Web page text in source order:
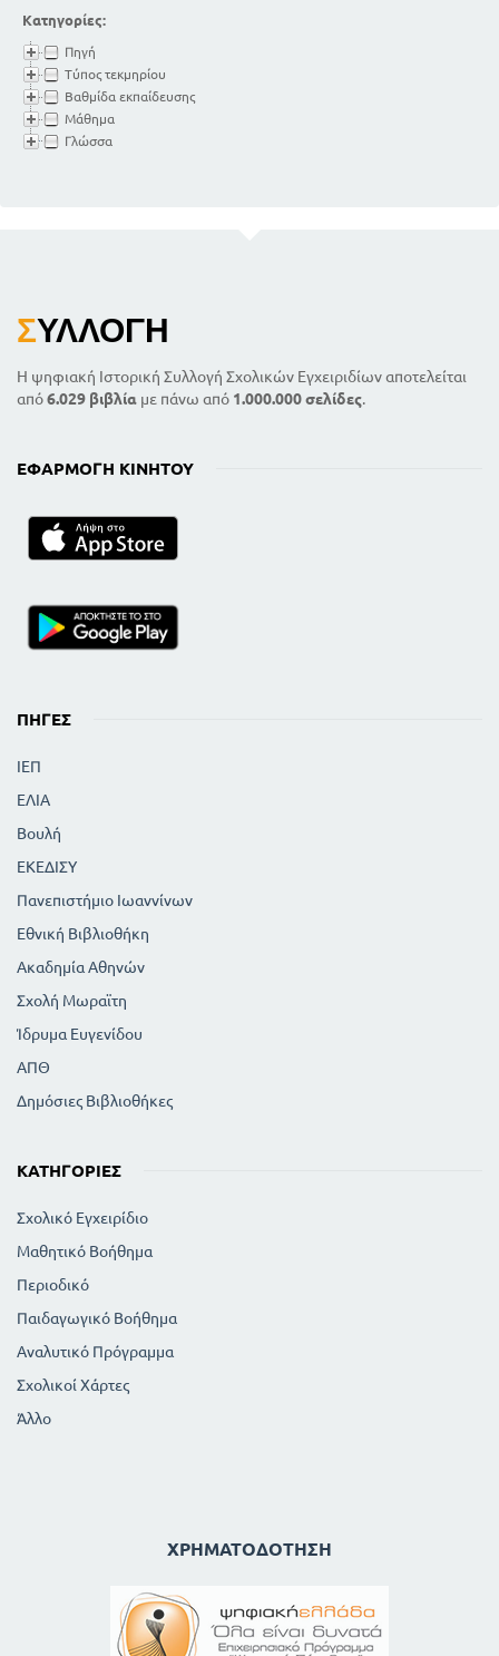
Κατηγορίες:
Πηγή
Τύπος τεκμηρίου
Βαθμίδα εκπαίδευσης
Μάθημα
Γλώσσα
ΣΥΛΛΟΓΉ
Η ψηφιακή Ιστορική Συλλογή Σχολικών Εγχειριδίων αποτελείται
από6.029 βιβλία με πάνω από 1.000.000 σελίδες.
ΕΦΑΡΜΟΓΉ ΚΙΝΗΤΟΎ
ΠΗΓΈΣ
ΙΕΠ
ΕΛΙΑ
Βουλή
ΕΚΕΔΙΣΥ
Πανεπιστήμιο Ιωαννίνων
Εθνική Βιβλιοθήκη
Ακαδημία Αθηνών
Σχολή Μωραϊτη
Ίδρυμα Ευγενίδου
ΑΠΘ
Δημόσιες Βιβλιοθήκες
ΚΑΤΗΓΟΡΊΕΣ
Σχολικό Εγχειρίδιο
Μαθητικό Βοήθημα
Περιοδικό
Παιδαγωγικό Βοήθημα
Αναλυτικό Πρόγραμμα
Σχολικοί Χάρτες
Άλλο
ΧΡΗΜΑΤΟΔΌΤΗΣΗ